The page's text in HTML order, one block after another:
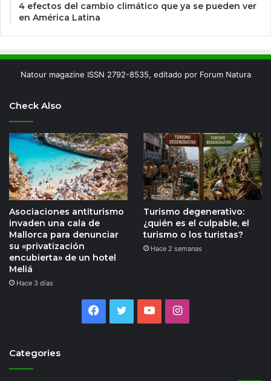
4 efectos del cambio climático que ya se pueden ver
en América Latina
Natour magazine ISSN 2792-8535, editado por Forum Natura
Check Also
Asociaciones antiturismo
invaden una cala de
Mallorca para denunciar
su «privatización
encubierta» de un hotel
Meliá
Hace 3 días
Turismo degenerativo:
¿quién es el culpable, el
turismo o los turistas?
Hace 2 semanas
Facebook
TwitterYouTubeInstagram
Categories